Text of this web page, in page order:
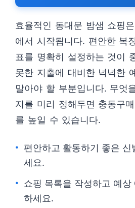
효율적인 동대문 밤샘 쇼핑
에서 시작됩니다. 편안한 복
표를 명확히 설정하는 것이
못한 지출에 대비한 넉넉한
말아야 할 부분입니다. 무엇
지를 미리 정해두면 충동구
를 높일 수 있습니다.
편안하고 활동하기 좋은
세요.
쇼핑 목록을 작성하고 예상
하세요.